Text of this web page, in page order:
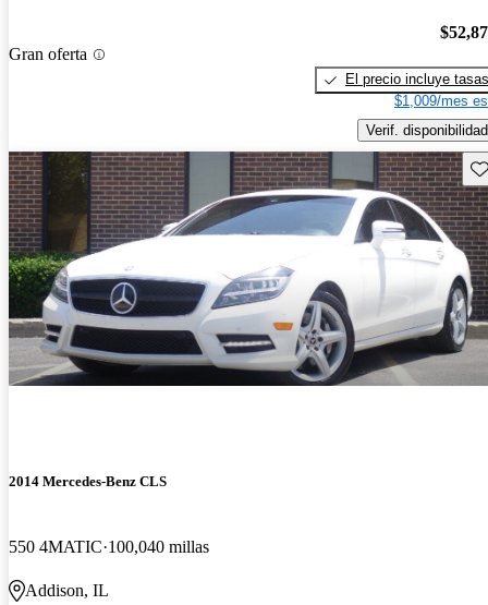
Gran oferta
El precio incluye tasas
$1,009/mes
Verif. disponibilidad
2014 Mercedes-Benz CLS
550 4MATIC 100,040 millas
Addison, IL